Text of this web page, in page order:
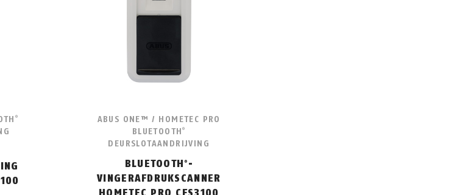
®
ABUS ONE™ / HOMETEC PRO
BLUETOOTH®
DEURSLOTAANDRIJVING
BLUETOOTH ® -
VINGERAFDRUKSCANNER